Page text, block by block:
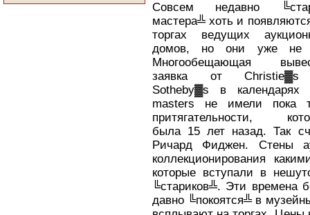
Совсем недавно
мастера╩ хоть и
торгах ведущих
домов, но они уже не
Многообещающая
заявка от
Sotheby▓s в календарях
masters не имели пока
притягательности,
была 15 лет назад. Так
Ричард Фиджен. Стены
коллекционирования
которые вступали в
╚стариков╩. Эти времена
давно ╚покоятся╩ в